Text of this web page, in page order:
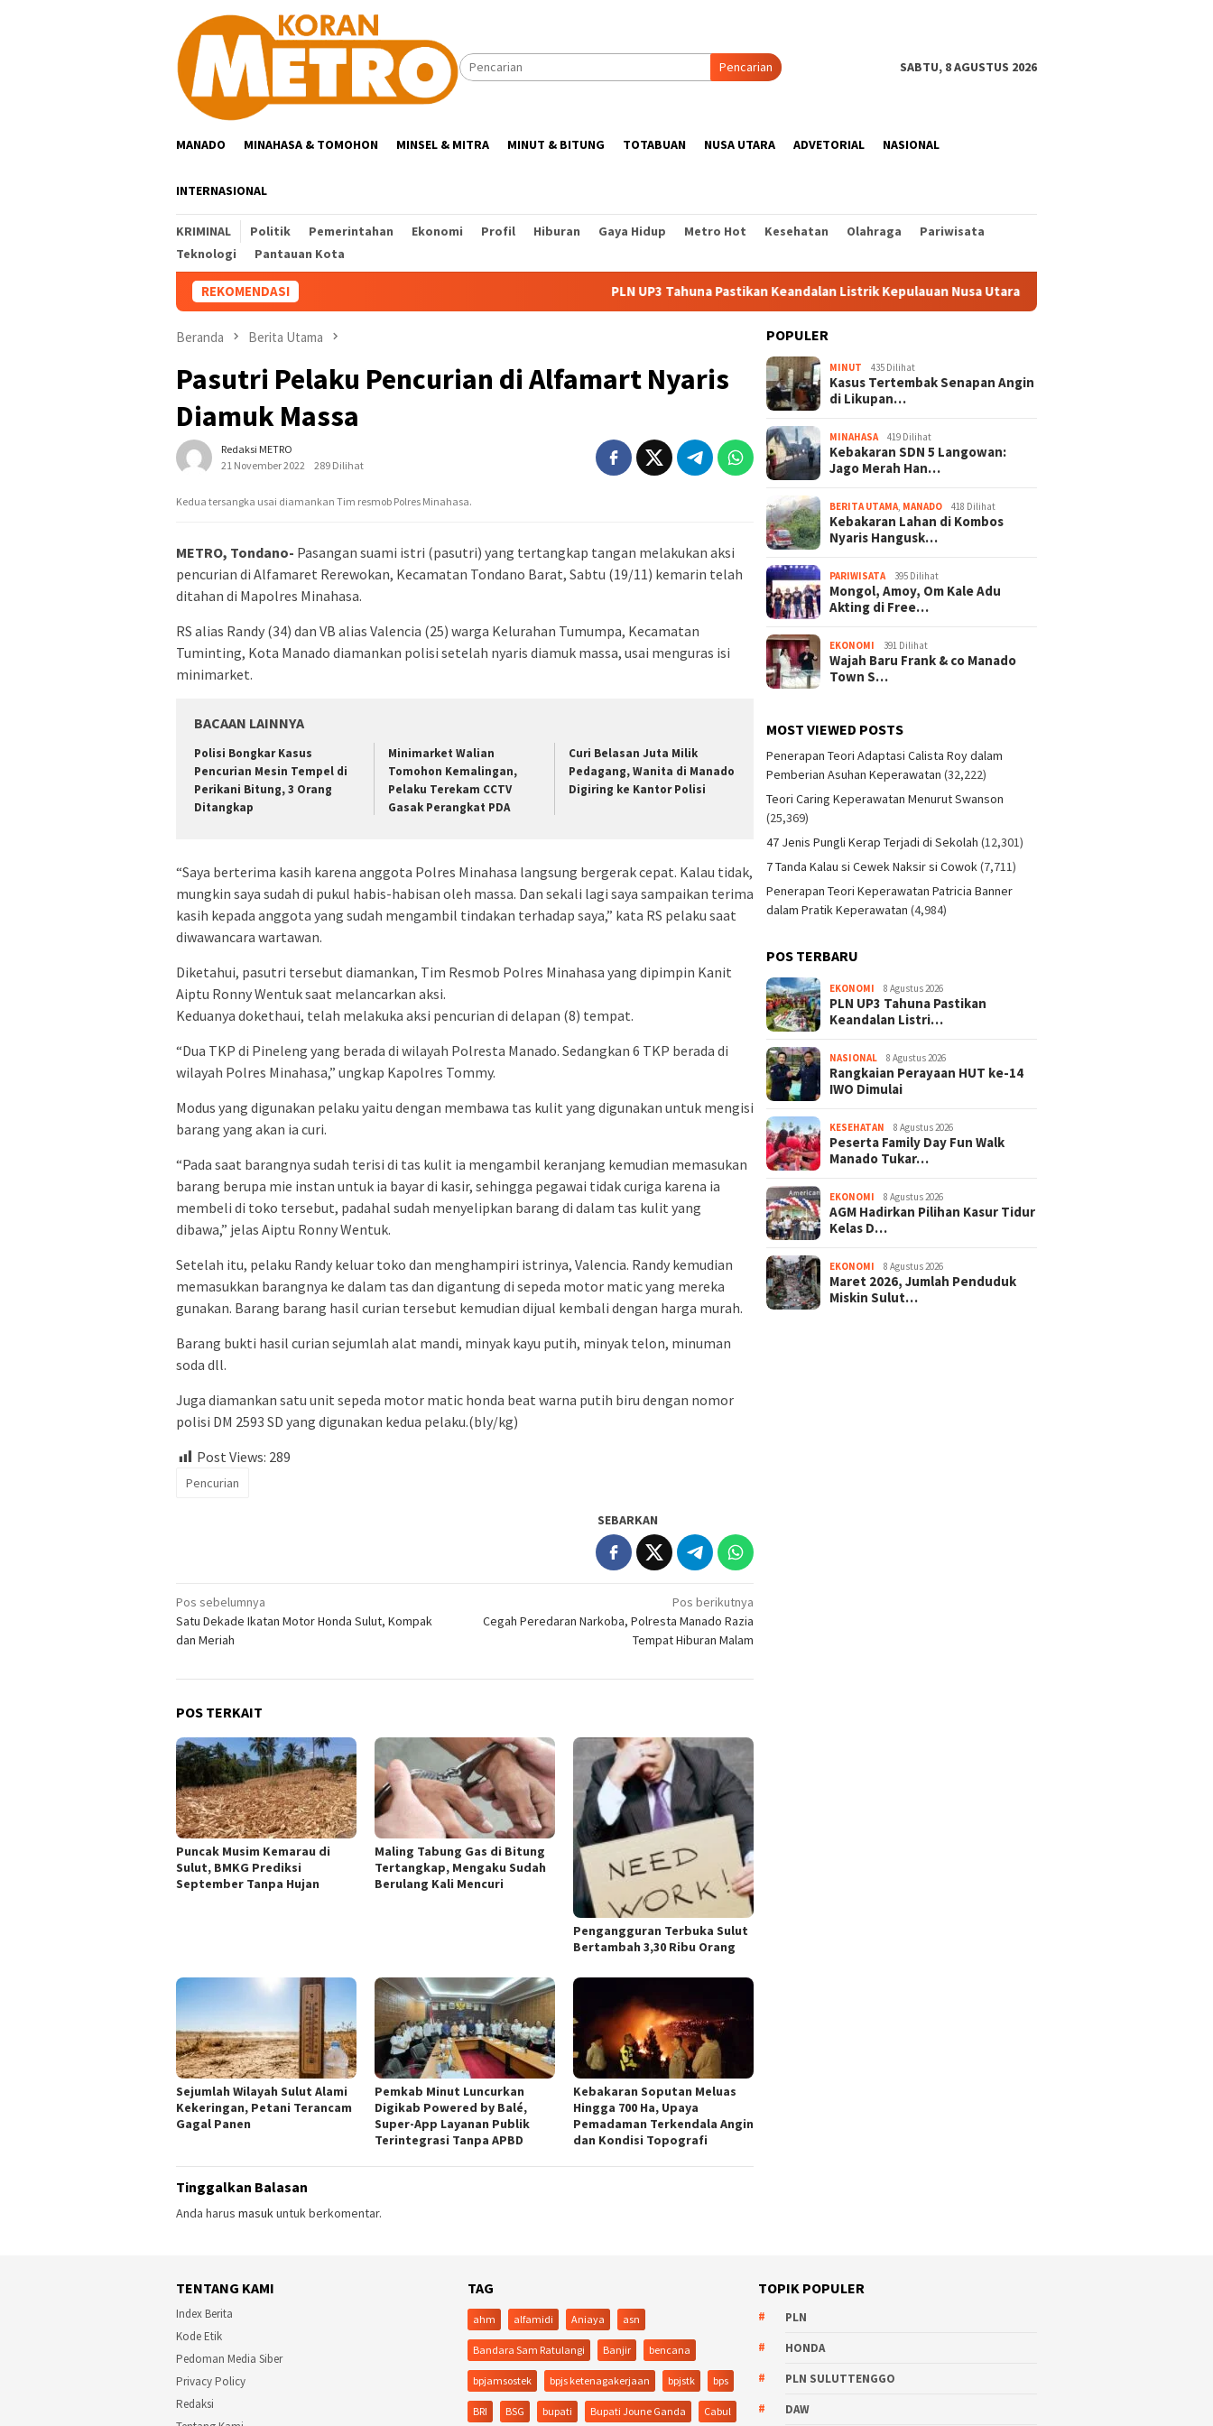
Pencarian
SABTU, 8 AGUSTUS 2026
MANADO MINAHASA & TOMOHON MINSEL & MITRA MINUT & BITUNG TOTABUAN NUSA UTARA ADVETORIAL NASIONAL
INTERNASIONAL
KRIMINAL Politik Pemerintahan Ekonomi Profil Hiburan Gaya Hidup Metro Hot Kesehatan Olahraga
Pariwisata
Teknologi
Pantauan Kota
REKOMENDASI PLN UP3 Tahuna Pastikan Keandalan Listrik Kepulauan Nusa Utara Jelang HUT ke-81 RI
Beranda Berita Utama
Pasutri Pelaku Pencurian di Alfamart Nyaris
Diamuk Massa
Redaksi METRO
21 November 2022
289 Dilihat
Kedua tersangka usai diamankan Tim resmob Polres Minahasa.
METRO, Tondano- Pasangan suami istri (pasutri) yang tertangkap tangan melakukan aksi
pencurian di Alfamaret Rerewokan, Kecamatan Tondano Barat, Sabtu (19/11) kemarin telah
ditahan di Mapolres Minahasa.
RS alias Randy (34) dan VB alias Valencia (25) warga Kelurahan Tumumpa, Kecamatan
Tuminting, Kota Manado diamankan polisi setelah nyaris diamuk massa, usai menguras isi
minimarket.
BACAAN LAINNYA
Polisi Bongkar Kasus
Pencurian Mesin Tempel di
Perikani Bitung, 3 Orang
Ditangkap
Minimarket Walian
Tomohon Kemalingan,
Pelaku Terekam CCTV
Gasak Perangkat PDA
Curi Belasan Juta Milik
Pedagang, Wanita di Manado
Digiring ke Kantor Polisi
“Saya berterima kasih karena anggota Polres Minahasa langsung bergerak cepat. Kalau tidak,
mungkin saya sudah di pukul habis-habisan oleh massa. Dan sekali lagi saya sampaikan terima
kasih kepada anggota yang sudah mengambil tindakan terhadap saya,” kata RS pelaku saat
diwawancara wartawan.
Diketahui, pasutri tersebut diamankan, Tim Resmob Polres Minahasa yang dipimpin Kanit
Aiptu Ronny Wentuk saat melancarkan aksi.
Keduanya dokethaui, telah melakuka aksi pencurian di delapan (8) tempat.
“Dua TKP di Pineleng yang berada di wilayah Polresta Manado. Sedangkan 6 TKP berada di
wilayah Polres Minahasa,” ungkap Kapolres Tommy.
Modus yang digunakan pelaku yaitu dengan membawa tas kulit yang digunakan untuk mengisi
barang yang akan ia curi.
“Pada saat barangnya sudah terisi di tas kulit ia mengambil keranjang kemudian memasukan
barang berupa mie instan untuk ia bayar di kasir, sehingga pegawai tidak curiga karena ia
membeli di toko tersebut, padahal sudah menyelipkan barang di dalam tas kulit yang
dibawa,” jelas Aiptu Ronny Wentuk.
Setelah itu, pelaku Randy keluar toko dan menghampiri istrinya, Valencia. Randy kemudian
memasukkan barangnya ke dalam tas dan digantung di sepeda motor matic yang mereka
gunakan. Barang barang hasil curian tersebut kemudian dijual kembali dengan harga murah.
Barang bukti hasil curian sejumlah alat mandi, minyak kayu putih, minyak telon, minuman
soda dll.
Juga diamankan satu unit sepeda motor matic honda beat warna putih biru dengan nomor
polisi DM 2593 SD yang digunakan kedua pelaku.(bly/kg)
Post Views: 289
Pencurian
SEBARKAN
Navigasi
pos
Pos sebelumnya
Satu Dekade Ikatan Motor Honda Sulut, Kompak
dan Meriah
Pos berikutnya
Cegah Peredaran Narkoba, Polresta Manado Razia
Tempat Hiburan Malam
POS TERKAIT
Puncak Musim Kemarau di
Sulut, BMKG Prediksi
September Tanpa Hujan
Maling Tabung Gas di Bitung
Tertangkap, Mengaku Sudah
Berulang Kali Mencuri
Pengangguran Terbuka Sulut
Bertambah 3,30 Ribu Orang
Sejumlah Wilayah Sulut Alami
Kekeringan, Petani Terancam
Gagal Panen
Pemkab Minut Luncurkan
Digikab Powered by Balé,
Super-App Layanan Publik
Terintegrasi Tanpa APBD
Kebakaran Soputan Meluas
Hingga 700 Ha, Upaya
Pemadaman Terkendala Angin
dan Kondisi Topografi
Tinggalkan Balasan
Anda harus masukuntuk berkomentar.
POPULER
MINUT 435 Dilihat
Kasus Tertembak Senapan Angin
di Likupan…
MINAHASA 419 Dilihat
Kebakaran SDN 5 Langowan:
Jago Merah Han…
BERITA UTAMA, MANADO 418 Dilihat
Kebakaran Lahan di Kombos
Nyaris Hangusk…
PARIWISATA 395 Dilihat
Mongol, Amoy, Om Kale Adu
Akting di Free…
EKONOMI 391 Dilihat
Wajah Baru Frank & co Manado
Town S…
MOST VIEWED POSTS
Penerapan Teori Adaptasi Calista Roy dalam
Pemberian Asuhan Keperawatan (32,222)
Teori Caring Keperawatan Menurut Swanson
(25,369)
47 Jenis Pungli Kerap Terjadi di Sekolah (12,301)
7 Tanda Kalau si Cewek Naksir si Cowok(7,711)
Penerapan Teori Keperawatan Patricia Banner
dalam Pratik Keperawatan (4,984)
POS TERBARU
EKONOMI 8 Agustus 2026
PLN UP3 Tahuna Pastikan
Keandalan Listri…
NASIONAL 8 Agustus 2026
Rangkaian Perayaan HUT ke-14
IWO Dimulai
KESEHATAN 8 Agustus 2026
Peserta Family Day Fun Walk
Manado Tukar…
EKONOMI 8 Agustus 2026
AGM Hadirkan Pilihan Kasur Tidur
Kelas D…
EKONOMI 8 Agustus 2026
Maret 2026, Jumlah Penduduk
Miskin Sulut…
TENTANG KAMI
Index Berita
Kode Etik
Pedoman Media Siber
Privacy Policy
Redaksi
TAG
ahm alfamidi Aniaya asn
Bandara Sam Ratulangi Banjir bencana
bpjamsostek bpjs ketenagakerjaan bpjstk bps
BRI BSG bupati Bupati Joune Ganda Cabul
TOPIK POPULER
PLN
HONDA
PLN SULUTTENGGO
DAW